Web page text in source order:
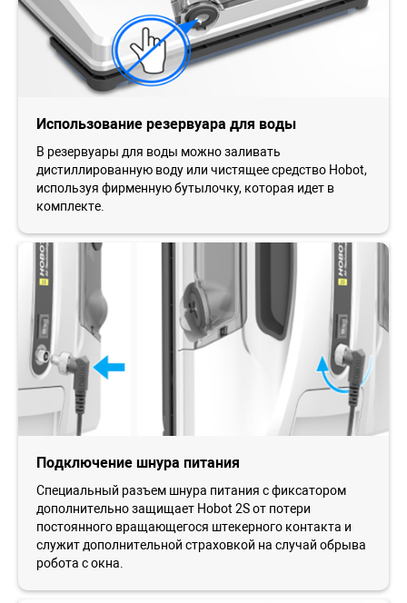
Использование резервуара для воды
В резервуары для воды можно заливать
дистиллированную воду или чистящее средство Hobot,
используя фирменную бутылочку, которая идет в
комплекте.
Подключение шнура питания
Специальный разъем шнура питания с фиксатором
дополнительно защищает Hobot 2S от потери
постоянного вращающегося штекерного контакта и
служит дополнительной страховкой на случай обрыва
робота с окна.